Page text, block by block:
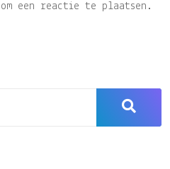
om een reactie te plaatsen.